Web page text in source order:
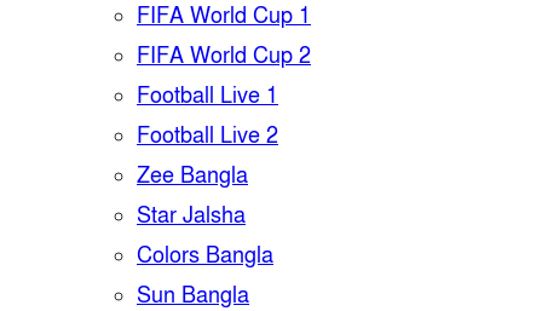
FIFA World Cup 1
FIFA World Cup 2
Football Live 1
Football Live 2
Zee Bangla
Star Jalsha
Colors Bangla
Sun Bangla